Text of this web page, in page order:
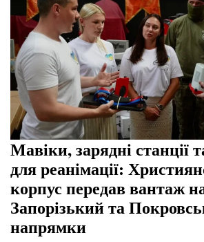
Мавіки, зарядні станції
для реанімації:
корпус передав вантаж
Запорізький та
напрямки